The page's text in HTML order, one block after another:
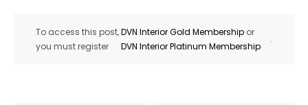
To access this post,
you must register
DVN Interior Gold Membership or
DVN Interior Platinum Membership
.